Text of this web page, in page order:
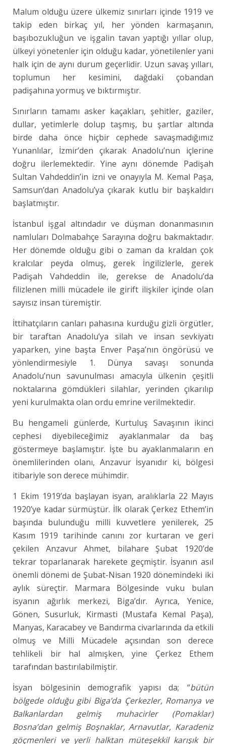
Malum olduğu üzere ülkemiz sınırları içinde 1919 ve
takip eden birkaç yıl, her yönden karmaşanın,
başıbozukluğun ve işgalin tavan yaptığı yıllar olup,
ülkeyi yönetenler için olduğu kadar, yönetilenler yani
halk için de aynı durum geçerlidir. Uzun savaş yılları,
toplumun her kesimini, dağdaki çobandan
padişahına yormuş ve bıktırmıştır.
Sınırların tamamı asker kaçakları, şehitler, gaziler,
dullar, yetimlerle dolup taşmış, bu şartlar altında
birde daha önce hiçbir cephede savaşmadığımız
Yunanlılar, İzmir’den çıkarak Anadolu’nun içlerine
doğru ilerlemektedir. Yine aynı dönemde Padişah
Sultan Vahdeddin’in izni ve onayıyla M. Kemal Paşa,
Samsun’dan Anadolu’ya çıkarak kutlu bir başkaldırı
başlatmıştır.
İstanbul işgal altındadır ve düşman donanmasının
namluları Dolmabahçe Sarayına doğru bakmaktadır.
Her dönemde olduğu gibi o zaman da kraldan çok
kralcılar peyda olmuş, gerek İngilizlerle, gerek
Padişah Vahdeddin ile, gerekse de Anadolu’da
filizlenen milli mücadele ile girift ilişkiler içinde olan
sayısız insan türemiştir.
İttihatçıların canları pahasına kurduğu gizli örgütler,
bir taraftan Anadolu’ya silah ve insan sevkiyatı
yaparken, yine başta Enver Paşa’nın öngörüsü ve
yönlendirmesiyle 1. Dünya savaşı sonunda
Anadolu’nun savunulması amacıyla ülkenin çeşitli
noktalarına gömdükleri silahlar, yerinden çıkarılıp
yeni kurulmakta olan ordu emrine verilmektedir.
Bu hengameli günlerde, Kurtuluş Savaşının ikinci
cephesi diyebileceğimiz ayaklanmalar da baş
göstermeye başlamıştır. İşte bu ayaklanmaların en
önemlilerinden olanı, Anzavur İsyanıdır ki, bölgesi
itibariyle son derece mühimdir.
1 Ekim 1919’da başlayan isyan, aralıklarla 22 Mayıs
1920’ye kadar sürmüştür. İlk olarak Çerkez Ethem’in
başında bulunduğu milli kuvvetlere yenilerek, 25
Kasım 1919 tarihinde canını zor kurtaran ve geri
çekilen Anzavur Ahmet, bilahare Şubat 1920’de
tekrar toparlanarak harekete geçmiştir. İsyanın asıl
önemli dönemi de Şubat-Nisan 1920 dönemindeki iki
aylık süreçtir. Marmara Bölgesinde vuku bulan
isyanın ağırlık merkezi, Biga’dır. Ayrıca, Yenice,
Gönen, Susurluk, Kirmasti (Mustafa Kemal Paşa),
Manyas, Karacabey ve Bandırma civarlarında da etkili
olmuş ve Milli Mücadele açısından son derece
tehlikeli bir hal almışken, yine Çerkez Ethem
tarafından bastırılabilmiştir.
İsyan bölgesinin demografik yapısı da; “bütün
bölgede olduğu gibi Biga’da Çerkezler, Romanya ve
Balkanlardan gelmiş muhacirler (Pomaklar)
Bosna’dan gelmiş Boşnaklar, Arnavutlar, Karadeniz
göçmenleri ve yerli halktan müteşekkil karışık bir